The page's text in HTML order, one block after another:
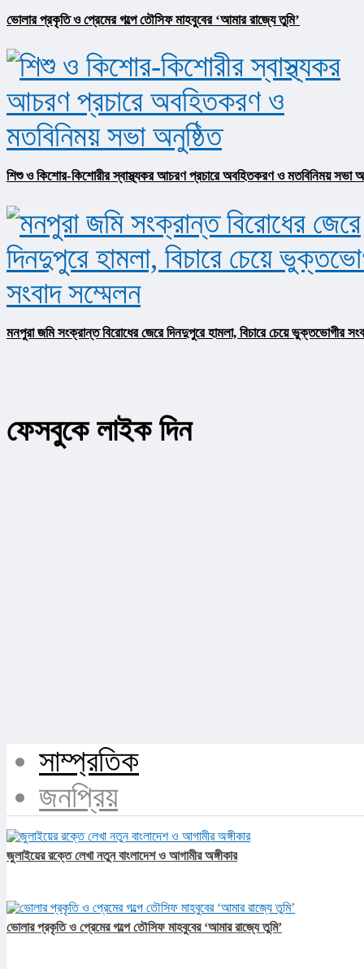
ভোলার প্রকৃতি ও প্রেমের গল্পে তৌসিফ মাহবুবের ‘আমার রাজ্যে তুমি’
শিশু ও কিশোর-কিশোরীর স্বাস্থ্যকর আচরণ প্রচারে অবহিতকরণ ও মতবিনিময় সভা
মনপুরা জমি সংক্রান্ত বিরোধের জেরে দিনদুপুরে হামলা, বিচারে চেয়ে ভুক্তভোগীর
ফেসবুকে লাইক দিন
সাম্প্রতিক
জনপ্রিয়
জুলাইয়ের রক্তে লেখা নতুন বাংলাদেশ ও আগামীর অঙ্গীকার​
ভোলার প্রকৃতি ও প্রেমের গল্পে তৌসিফ মাহবুবের ‘আমার রাজ্যে তুমি’